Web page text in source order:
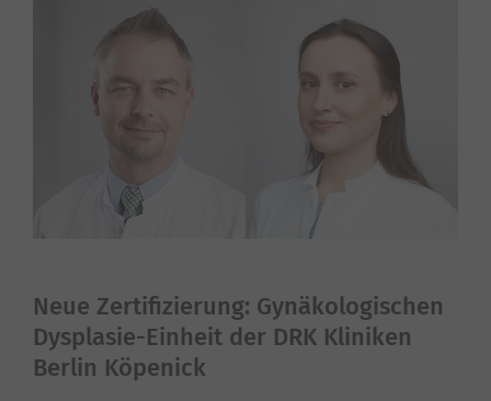
Neue Zertifizierung: Gynäkologischen
Dysplasie-Einheit der DRK Kliniken
Berlin Köpenick